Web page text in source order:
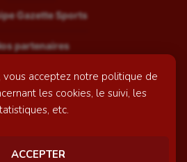
vous acceptez notre politique de
les cookies, le suivi, les
etc.
ACCEPTER
Gazette Sports
partenaires
Recrutement
légales